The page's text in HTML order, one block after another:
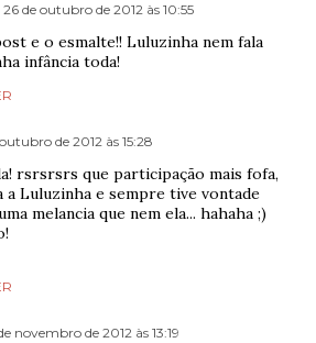
26 de outubro de 2012 às 10:55
e o esmalte!! Luluzinha nem fala
infância toda!
de 2012 às 15:28
rsrsrsrs que participação mais fofa,
a Luluzinha e sempre tive vontade
melancia que nem ela... hahaha ;)
novembro de 2012 às 13:19